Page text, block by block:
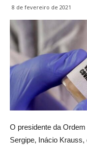
8 de fevereiro de 2021
O presidente da
Sergipe, Inácio